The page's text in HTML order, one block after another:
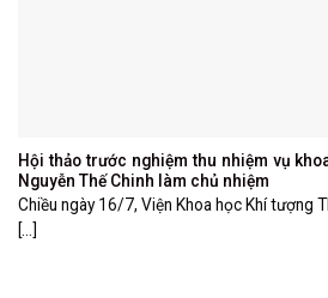
Hội thảo trước nghiệm thu nhiệm vụ
Nguyễn Thế Chinh làm chủ nhiệm
Chiều ngày 16/7, Viện Khoa học Khí tượng
[...]